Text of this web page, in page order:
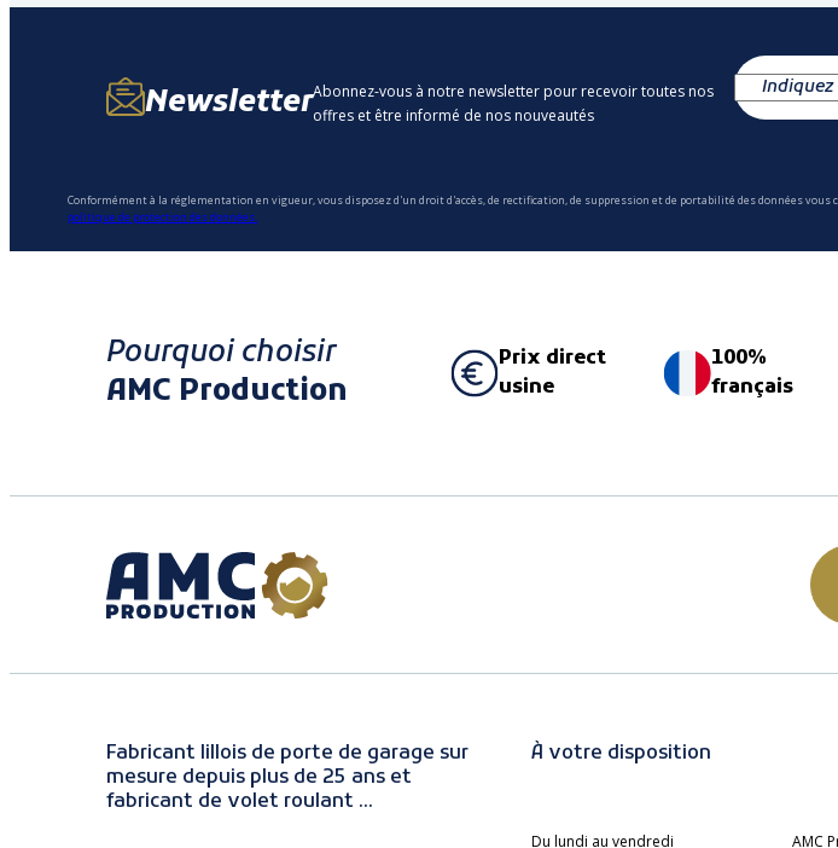
NewsletterAbonnez-vous à notre newsletter pour recevoir toutes nos
offres et être informé de nos nouveautés
Conformément à la réglementation en vigueur, vous disposez d'un droit d'accès, de rectification, de suppression et de portabilité des données
politique de protection des données.
Pourquoi choisir
AMC Production
Prix direct
usine
100%
français
Fabricant lillois de porte de garage sur
mesure depuis plus de 25 ans et
fabricant de volet roulant ...
À votre disposition
Du lundi au vendredi AMC